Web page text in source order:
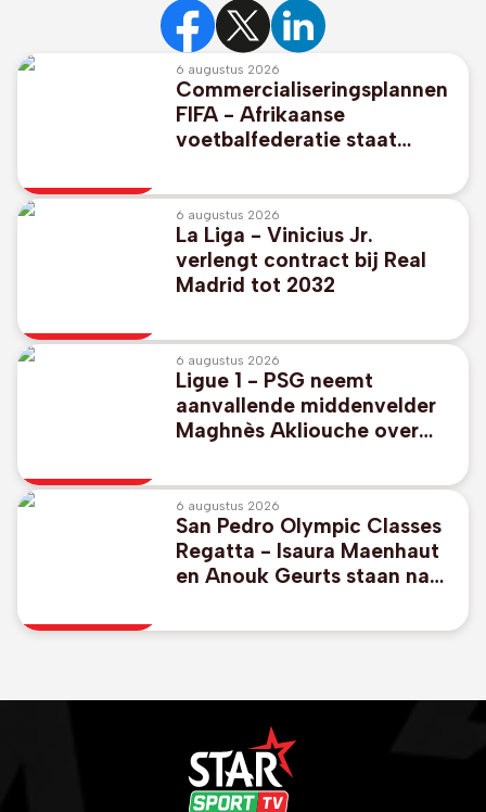
6 augustus 2026
Commercialiseringsplannen
FIFA - Afrikaanse
voetbalfederatie staat
voorzitter Gianni Infantino
6 augustus 2026
La Liga - Vinicius Jr.
verlengt contract bij Real
Madrid tot 2032
6 augustus 2026
Ligue 1 - PSG neemt
aanvallende middenvelder
Maghnès Akliouche over
6 augustus 2026
San Pedro Olympic Classes
Regatta - Isaura Maenhaut
en Anouk Geurts staan na
olympische wateren van